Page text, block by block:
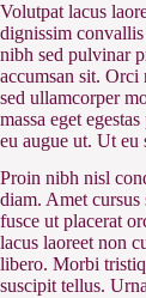
Volutpat lacus
dignissim
nibh sed pulvinar
accumsan sit.
sed ullamcorper
massa eget
eu augue ut. Ut eu
Proin nibh nisl
diam. Amet
fusce ut placerat
lacus laoreet non
libero. Morbi
suscipit tellus.